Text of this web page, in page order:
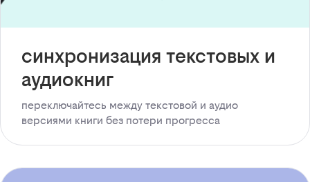
синхронизация текстовых и
аудиокниг
переключайтесь между текстовой и аудио
версиями книги без потери прогресса